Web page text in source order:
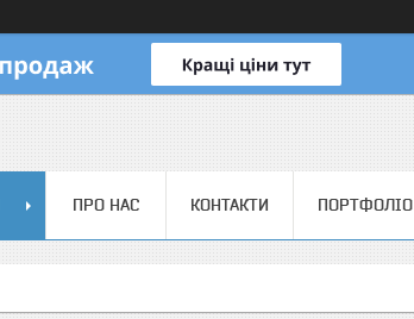
ПРО НАС КОНТАКТИ ПОРТФОЛІО